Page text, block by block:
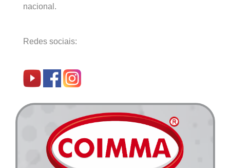
nacional.
Redes sociais: